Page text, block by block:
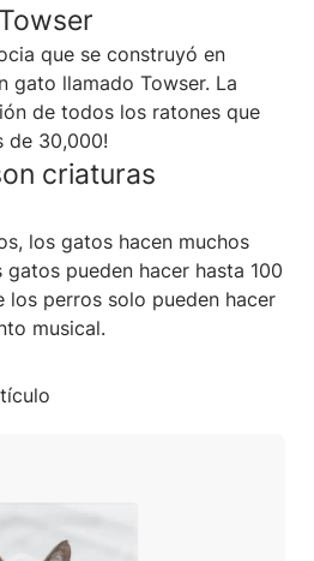
que se construyó en
gato llamado Towser. La
de todos los ratones que
de 30,000!
criaturas
los gatos hacen muchos
pueden hacer hasta 100
los perros solo pueden hacer
musical.